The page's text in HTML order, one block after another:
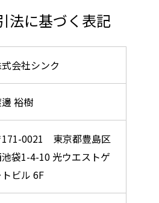
法に基づく表記
会社シンク
裕樹
171-0021 東京都豊島区
袋1-4-10 光ウエストゲ
ビル 6F